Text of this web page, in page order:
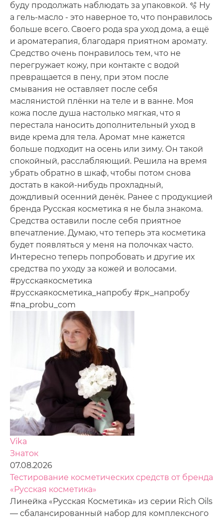
буду продолжать наблюдать за упаковкой. 🫧 Ну
а гель-масло - это наверное то, что понравилось
больше всего. Своего рода spa уход дома, а ещё
и ароматерапия, благодаря приятном аромату.
Средство очень понравилось тем, что не
перегружает кожу, при контакте с водой
превращается в пену, при этом после
смывания не оставляет после себя
маслянистой плёнки на теле и в ванне. Моя
кожа после душа настолько мягкая, что я
перестала наносить дополнительный уход в
виде крема для тела. Аромат мне кажется
больше подходит на осень или зиму. Он такой
спокойный, расслабляющий. Решила на время
убрать обратно в шкаф, чтобы потом снова
достать в какой-нибудь прохладный,
дождливый осенний денёк. Ранее с продукцией
бренда Русская косметика я не была знакома.
Средства оставили после себя приятное
впечатление. Думаю, что теперь эта косметика
будет появляться у меня на полочках часто.
Интересно теперь попробовать и другие их
средства по уходу за кожей и волосами.
#русскаякосметика
#русскаякосметика_напробу #рк_напробу
#na_probu_com
Vika
Знаток
07.08.2026
Тестирование косметических средств от бренда
«Русская косметика»
Линейка «Русская Косметика» из серии Rich Oils
— сбалансированный набор для комплексного